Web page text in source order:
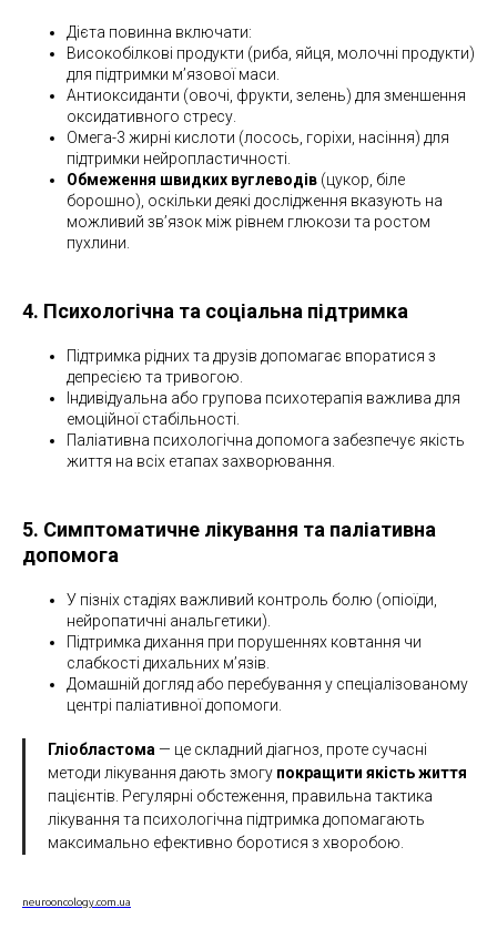
Дієта повинна включати:
Високобілкові продукти (риба, яйця, молочні продукти)
для підтримки м’язової маси.
Антиоксиданти (овочі, фрукти, зелень) для зменшення
оксидативного стресу.
Омега-3 жирні кислоти (лосось, горіхи, насіння) для
підтримки нейропластичності.
Обмеження швидких вуглеводів (цукор, біле
борошно), оскільки деякі дослідження вказують на
можливий зв’язок між рівнем глюкози та ростом
пухлини.
4. Психологічна та соціальна підтримка
Підтримка рідних та друзів допомагає впоратися з
депресією та тривогою.
Індивідуальна або групова психотерапія важлива для
емоційної стабільності.
Паліативна психологічна допомога забезпечує якість
життя на всіх етапах захворювання.
5. Симптоматичне лікування та паліативна
допомога
У пізніх стадіях важливий контроль болю (опіоїди,
нейропатичні анальгетики).
Підтримка дихання при порушеннях ковтання чи
слабкості дихальних м’язів.
Домашній догляд або перебування у спеціалізованому
центрі паліативної допомоги.
Гліобластома — це складний діагноз, проте сучасні
методи лікування дають змогу покращити якість життя
пацієнтів. Регулярні обстеження, правильна тактика
лікування та психологічна підтримка допомагають
максимально ефективно боротися з хворобою.
neurooncology.com.ua